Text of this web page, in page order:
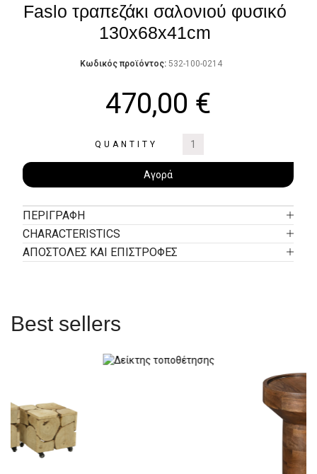
Faslo τραπεζάκι σαλονιού φυσικό
130x68x41cm
Κωδικός προϊόντος: 532-100-0214
470,00 €
QUANTITY
Αγορά
ΠΕΡΙΓΡΑΦΉ
CHARACTERISTICS
ΑΠΟΣΤΟΛΕΣ ΚΑΙ ΕΠΙΣΤΡΟΦΕΣ
Best sellers